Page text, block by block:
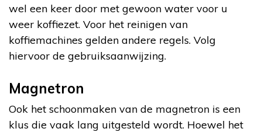
wel een keer door met gewoon water voor u
weer koffiezet. Voor het reinigen van
koffiemachines gelden andere regels. Volg
hiervoor de gebruiksaanwijzing.
Magnetron
Ook het schoonmaken van de magnetron is een
klus die vaak lang uitgesteld wordt. Hoewel het